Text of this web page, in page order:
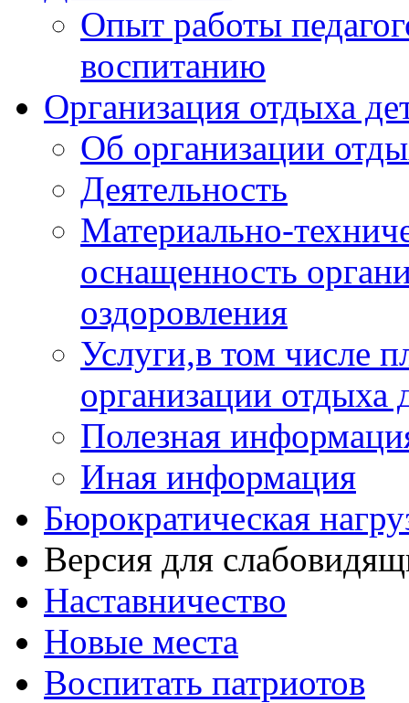
Опыт работы
воспитанию
Организация отдыха
Об организации
Деятельность
Материально-
оснащенность
оздоровления
Услуги,в том числе
организации отдыха
Полезная
Иная информация
Бюрократическая
Версия для
Наставничество
Новые места
Воспитать патриотов